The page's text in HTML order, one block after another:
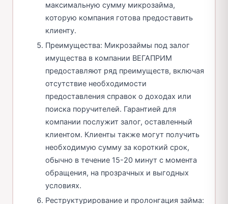
максимальную сумму микрозайма,
которую компания готова предоставить
клиенту.
Преимущества: Микрозаймы под залог
имущества в компании ВЕГАПРИМ
предоставляют ряд преимуществ, включая
отсутствие необходимости
предоставления справок о доходах или
поиска поручителей. Гарантией для
компании послужит залог, оставленный
клиентом. Клиенты также могут получить
необходимую сумму за короткий срок,
обычно в течение 15-20 минут с момента
обращения, на прозрачных и выгодных
условиях.
Реструктурирование и пролонгация займа: